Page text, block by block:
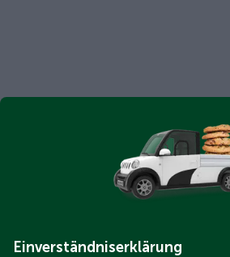
Einverständniserklärung